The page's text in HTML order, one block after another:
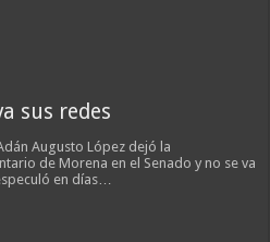
sus redes
Augusto López dejó la
de Morena en el Senado y no se va
en días…